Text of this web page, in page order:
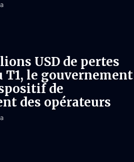
USD de pertes
T1, le gouvernement
de
des opérateurs